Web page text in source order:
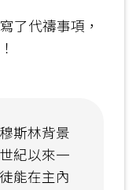
了代禱事項，
斯林背景
紀以來一
能在主內